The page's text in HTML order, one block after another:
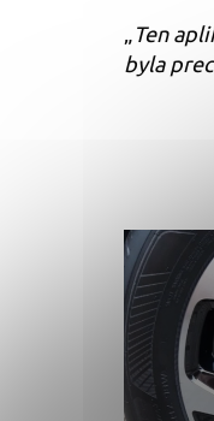
„Ten
byla